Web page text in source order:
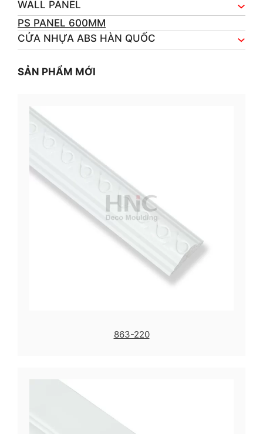
WALL PANEL
PS PANEL 600MM
CỬA NHỰA ABS HÀN QUỐC
SẢN PHẨM MỚI
863-220